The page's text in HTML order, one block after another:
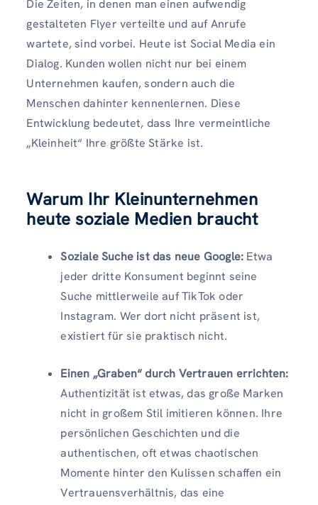
Die Zeiten, in denen man einen aufwendig
gestalteten Flyer verteilte und auf Anrufe
wartete, sind vorbei. Heute ist Social Media ein
Dialog. Kunden wollen nicht nur bei einem
Unternehmen kaufen, sondern auch die
Menschen dahinter kennenlernen. Diese
Entwicklung bedeutet, dass Ihre vermeintliche
„Kleinheit“ Ihre größte Stärke ist.
Warum Ihr Kleinunternehmen
heute soziale Medien braucht
Soziale Suche ist das neue Google: Etwa
jeder dritte Konsument beginnt seine
Suche mittlerweile auf TikTok oder
Instagram. Wer dort nicht präsent ist,
existiert für sie praktisch nicht.
Einen „Graben“ durch Vertrauen errichten:
Authentizität ist etwas, das große Marken
nicht in großem Stil imitieren können. Ihre
persönlichen Geschichten und die
authentischen, oft etwas chaotischen
Momente hinter den Kulissen schaffen ein
Vertrauensverhältnis, das eine